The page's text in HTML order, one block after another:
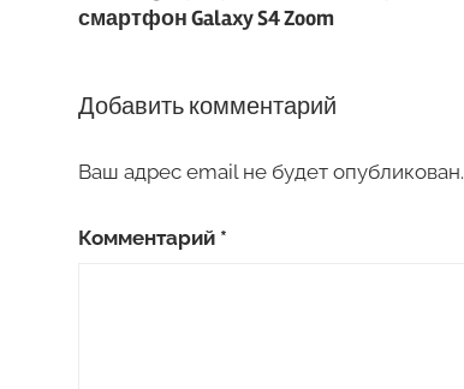
смартфон Galaxy S4 Zoom
Добавить комментарий
Ваш адрес email не будет опубликован.
Комментарий *